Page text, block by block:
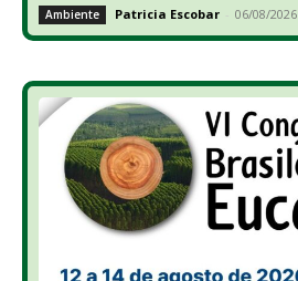
Ambiente Patricia Escobar - 06/08/2026